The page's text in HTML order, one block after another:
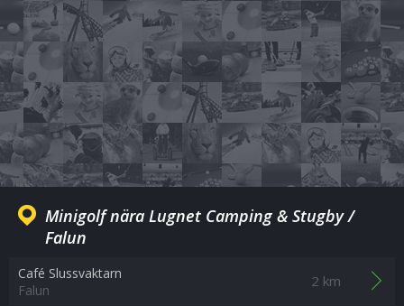
Minigolf nära Lugnet Camping & Stugby /
Falun
Café Slussvaktarn
Falun
2 km